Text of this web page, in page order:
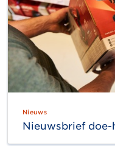
Nieuws
Nieuwsbrief